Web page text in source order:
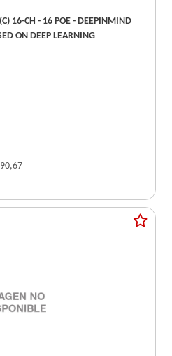
16-CH - 16 POE - DEEPINMIND
ON DEEP LEARNING